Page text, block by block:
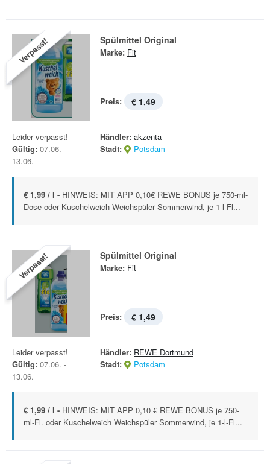
Verpasst! Spülmittel Original
Marke: Fit
Preis: € 1,49
Leider verpasst!
Gültig: 07.06. -
13.06.
Händler: akzenta
Stadt:
Potsdam
€ 1,99 / l - HINWEIS: MIT APP 0,10€ REWE BONUS je 750-ml-
Dose oder Kuschelweich Weichspüler Sommerwind, je 1-l-Fl...
Verpasst! Spülmittel Original
Marke: Fit
Preis: € 1,49
Leider verpasst!
Gültig: 07.06. -
13.06.
Händler: REWE Dortmund
Stadt:
Potsdam
€ 1,99 / l - HINWEIS: MIT APP 0,10 € REWE BONUS je 750-
ml-Fl. oder Kuschelweich Weichspüler Sommerwind, je 1-l-Fl...